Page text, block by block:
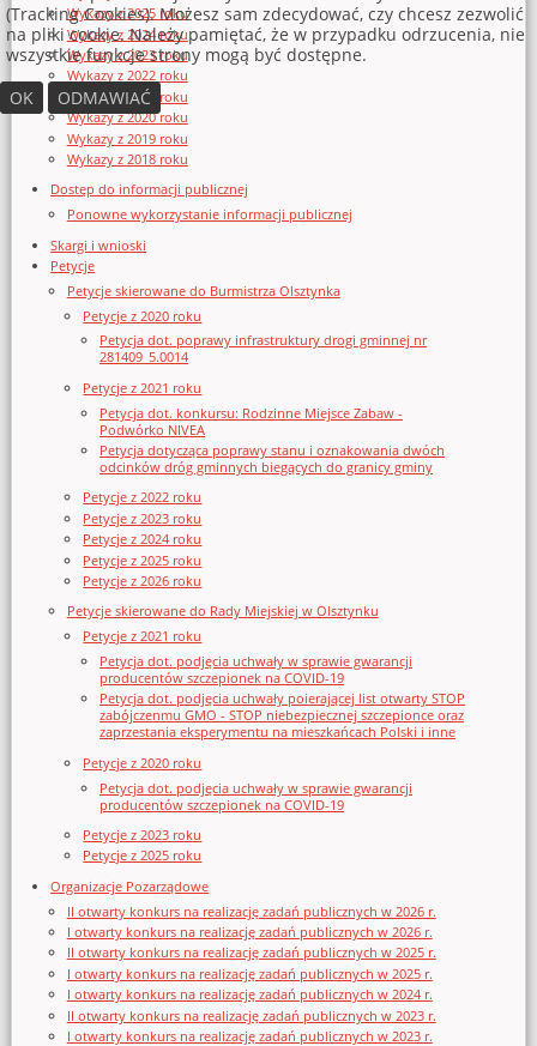
Wykazy z 2025 roku
Wykazy z 2024 roku
Wykazy z 2023 roku
Wykazy z 2022 roku
Wykazy z 2021 roku
Wykazy z 2020 roku
Wykazy z 2019 roku
Wykazy z 2018 roku
Dostęp do informacji publicznej
Ponowne wykorzystanie informacji publicznej
Skargi i wnioski
Petycje
Petycje skierowane do Burmistrza Olsztynka
Petycje z 2020 roku
Petycja dot. poprawy infrastruktury drogi gminnej nr
281409_5.0014
Petycje z 2021 roku
Petycja dot. konkursu: Rodzinne Miejsce Zabaw -
Podwórko NIVEA
Petycja dotycząca poprawy stanu i oznakowania dwóch
odcinków dróg gminnych biegących do granicy gminy
Petycje z 2022 roku
Petycje z 2023 roku
Petycje z 2024 roku
Petycje z 2025 roku
Petycje z 2026 roku
Petycje skierowane do Rady Miejskiej w Olsztynku
Petycje z 2021 roku
Petycja dot. podjęcia uchwały w sprawie gwarancji
producentów szczepionek na COVID-19
Petycja dot. podjęcia uchwały poierającej list otwarty STOP
zabójczenmu GMO - STOP niebezpiecznej szczepionce oraz
zaprzestania eksperymentu na mieszkańcach Polski i inne
Petycje z 2020 roku
Petycja dot. podjęcia uchwały w sprawie gwarancji
producentów szczepionek na COVID-19
Petycje z 2023 roku
Petycje z 2025 roku
Organizacje Pozarządowe
II otwarty konkurs na realizację zadań publicznych w 2026 r.
I otwarty konkurs na realizację zadań publicznych w 2026 r.
II otwarty konkurs na realizację zadań publicznych w 2025 r.
I otwarty konkurs na realizację zadań publicznych w 2025 r.
I otwarty konkurs na realizację zadań publicznych w 2024 r.
II otwarty konkurs na realizację zadań publicznych w 2023 r.
I otwarty konkurs na realizację zadań publicznych w 2023 r.
(Tracking Cookies). Możesz sam zdecydować, czy chcesz zezwolić
na pliki cookie. Należy pamiętać, że w przypadku odrzucenia, nie
wszystkie funkcje strony mogą być dostępne.
OK
ODMAWIAĆ